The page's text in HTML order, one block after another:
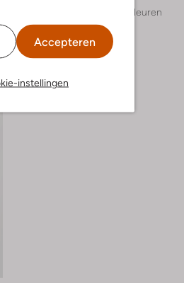
Accepteren
instellingen
+ meer kleuren